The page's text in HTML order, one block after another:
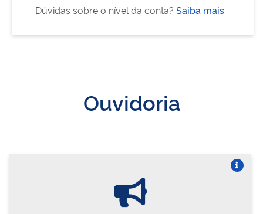
Dúvidas sobre o nível da conta? Saiba mais
Ouvidoria